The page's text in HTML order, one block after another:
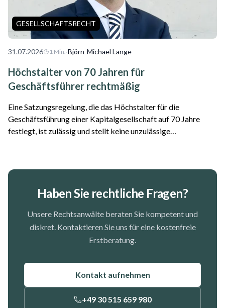
GESELLSCHAFTSRECHT
31.07.2026 1 Min.·Björn-Michael Lange
Höchstalter von 70 Jahren für
Geschäftsführer rechtmäßig
Eine Satzungsregelung, die das Höchstalter für die
Geschäftsführung einer Kapitalgesellschaft auf 70 Jahre
festlegt, ist zulässig und stellt keine unzulässige
Haben Sie rechtliche Fragen?
Unsere Rechtsanwälte beraten Sie kompetent und
diskret. Kontaktieren Sie uns für eine kostenfreie
Erstberatung.
Kontakt aufnehmen
+49 30 515 659 980